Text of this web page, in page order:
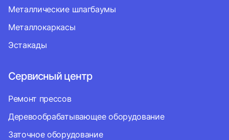
Металлические шлагбаумы
Металлокаркасы
Эстакады
Сервисный центр
Ремонт прессов
Деревообрабатывающее оборудование
Заточное оборудование